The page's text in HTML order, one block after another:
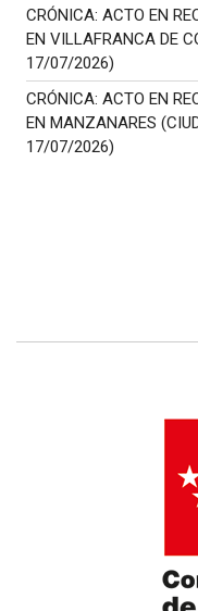
CRÓNICA: ACTO EN
EN VILLAFRANCA DE
17/07/2026)
CRÓNICA: ACTO EN
EN MANZANARES
17/07/2026)